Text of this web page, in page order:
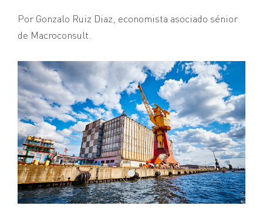
Por Gonzalo Ruiz Diaz, economista asociado sénior
de Macroconsult.